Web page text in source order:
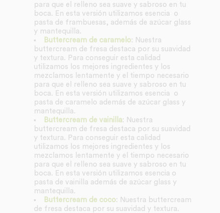
para que el relleno sea suave y sabroso en tu
boca. En esta versión utilizamos esencia o
pasta de frambuesas, además de azúcar glass
y mantequilla.
Buttercream de caramelo: Nuestra
buttercream de fresa destaca por su suavidad
y textura. Para conseguir esta calidad
utilizamos los mejores ingredientes y los
mezclamos lentamente y el tiempo necesario
para que el relleno sea suave y sabroso en tu
boca. En esta versión utilizamos esencia o
pasta de caramelo además de azúcar glass y
mantequilla.
Buttercream de vainilla: Nuestra
buttercream de fresa destaca por su suavidad
y textura. Para conseguir esta calidad
utilizamos los mejores ingredientes y los
mezclamos lentamente y el tiempo necesario
para que el relleno sea suave y sabroso en tu
boca. En esta versión utilizamos esencia o
pasta de vainilla además de azúcar glass y
mantequilla.
Buttercream de coco: Nuestra buttercream
de fresa destaca por su suavidad y textura.